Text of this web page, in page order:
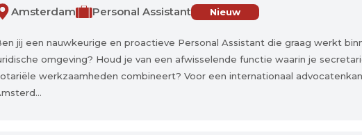
Amsterdam Personal Assistant Nieuw
jij een nauwkeurige en proactieve Personal Assistant die graag werkt
omgeving? Houd je van een afwisselende functie waarin je
werkzaamheden combineert? Voor een internationaal